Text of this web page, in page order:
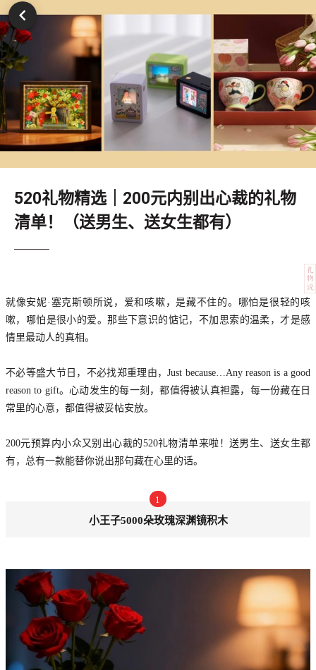
520礼物精选｜200元内别出心裁的礼物
清单！（送男生、送女生都有）
就像安妮·塞克斯顿所说，爱和咳嗽，是藏不住的。哪怕是很轻的咳
嗽，哪怕是很小的爱。那些下意识的惦记，不加思索的温柔，才是感
情里最动人的真相。
不必等盛大节日，不必找郑重理由，Just because…Any reason is a good
reason to gift。心动发生的每一刻，都值得被认真袒露，每一份藏在日
常里的心意，都值得被妥帖安放。
200元预算内小众又别出心裁的520礼物清单来啦！送男生、送女生都
有，总有一款能替你说出那句藏在心里的话。
1
小王子5000朵玫瑰深渊镜积木